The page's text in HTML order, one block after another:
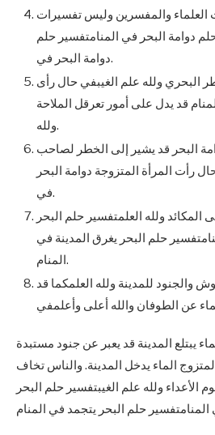
والمفسرين وليس تفسيرات
دوامة البحر في المنامتفسير حلم
دوامة البحر في.
البحري ولله علم الغيبفي حال رأى
قد يدل على أمور تعرقل الملاحة
ولله.
البحر قد يشير إلى الخطر لصاحب
رأت المرأة المتزوجة دوامة البحر
في.
المكائد ولله العلمتفسير حلم البحر
حلم البحر يغرق المدينة في
المنام.
والجنود للمدينة ولله العلمكما قد
يبتلع المدينة قد يعبر عن جنود مستبدة
الماء يدخل المدينة. والناس تخاف
ولله علم الغيبتفسير حلم البحر